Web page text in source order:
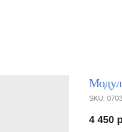
SKU: 0703
4 450